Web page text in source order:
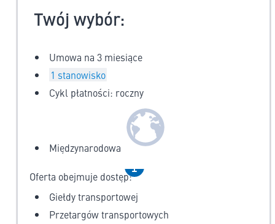
Twój wybór:
Umowa na 3 miesiące
1 stanowisko
Cykl płatności: roczny
Międzynarodowa
Oferta obejmuje dostęp:
Giełdy transportowej
Przetargów transportowych